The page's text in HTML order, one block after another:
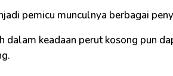
pemicu munculnya berbagai
dalam keadaan perut kosong pun